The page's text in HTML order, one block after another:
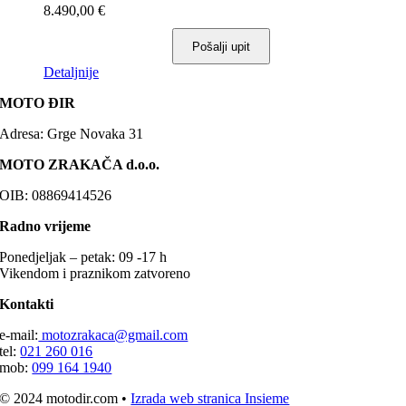
mogu
stranici
proizvoda
8.490,00 €
Pošalji upit
Ovaj
ima
varijanti.
se
odabrati
stranici
proizvoda
Detaljnije
MOTO ĐIR
Adresa: Grge Novaka 31
MOTO ZRAKAČA d.o.o.
OIB: 08869414526
Radno vrijeme
Ponedjeljak – petak: 09 -17 h
Vikendom i praznikom zatvoreno
Kontakti
e-mail: motozrakaca@gmail.com
tel:021 260 016
mob:099 164 1940
© 2024 motodir.com •Izrada web stranica Insieme